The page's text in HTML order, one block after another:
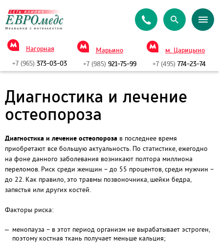
Нагорная
+7 (965) 373-03-03
Марьино
+7 (985)921-75-99
м. Царицыно
+7 (495) 774-23-74
Диагностика и лечение
остеопороза
Диагностика и лечение остеопороза в последнее время
приобретают все большую актуальность. По статистике, ежегодно
на фоне данного заболевания возникают полтора миллиона
переломов. Риск среди женщин – до 55 процентов, среди мужчин –
до 22. Как правило, это травмы позвоночника, шейки бедра,
запястья или других костей.
Факторы риска:
менопауза – в этот период организм не вырабатывает эстроген,
поэтому костная ткань получает меньше кальция;